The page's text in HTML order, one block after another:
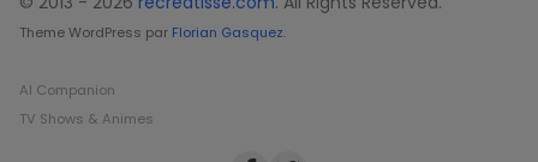
Theme WordPress par Florian Gasquez.
AI Companion
TV Shows & Animes